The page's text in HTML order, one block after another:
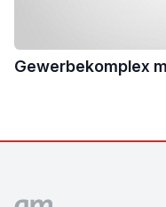
Gewerbekomplex